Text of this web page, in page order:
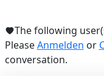
The following
PleaseAnmelden or
conversation.